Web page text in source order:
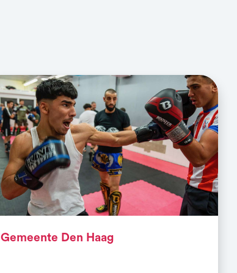
Gemeente Den Haag